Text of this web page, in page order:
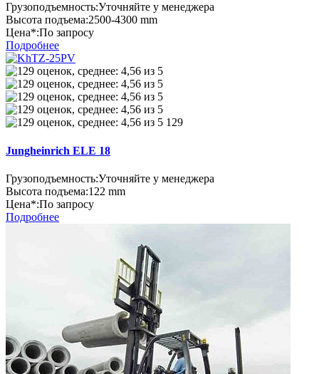
Грузоподъемность:Уточняйте у менеджера
Высота подъема:2500-4300 mm
Цена*:По запросу
Подробнее
129
Jungheinrich ELE 18
Грузоподъемность:Уточняйте у менеджера
Высота подъема:122 mm
Цена*:По запросу
Подробнее